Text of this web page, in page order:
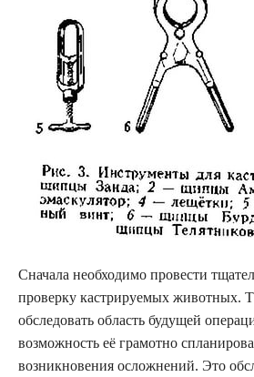
Сначала необходимо провести
проверку кастрируемых животных.
обследовать область будущей
возможность её грамотно
возникновения осложнений. Это